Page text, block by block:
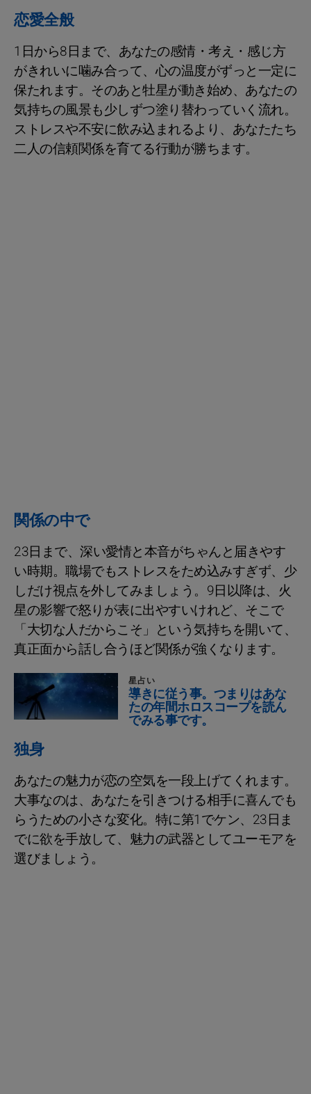
恋愛全般
1日から8日まで、あなたの感情・考え・感じ方
がきれいに噛み合って、心の温度がずっと一定に
保たれます。そのあと牡星が動き始め、あなたの
気持ちの風景も少しずつ塗り替わっていく流れ。
ストレスや不安に飲み込まれるより、あなたたち
二人の信頼関係を育てる行動が勝ちます。
関係の中で
23日まで、深い愛情と本音がちゃんと届きやす
い時期。職場でもストレスをため込みすぎず、少
しだけ視点を外してみましょう。9日以降は、火
星の影響で怒りが表に出やすいけれど、そこで
「大切な人だからこそ」という気持ちを開いて、
真正面から話し合うほど関係が強くなります。
星占い
導きに従う事。つまりはあな
たの年間ホロスコープを読ん
でみる事です。
独身
あなたの魅力が恋の空気を一段上げてくれます。
大事なのは、あなたを引きつける相手に喜んでも
らうための小さな変化。特に第1でケン、23日ま
でに欲を手放して、魅力の武器としてユーモアを
選びましょう。